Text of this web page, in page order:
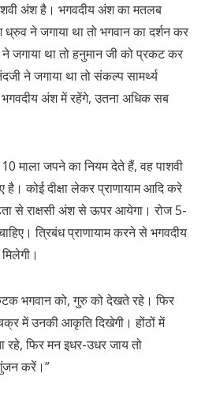
अंश है। भगवदीय अंश का मतलब
ने जगाया था तो भगवान का दर्शन कर
ने जगाया था तो हनुमान जी को प्रकट कर
ने जगाया था तो संकल्प सामर्थ्य
भगवदीय अंश में रहेंगे, उतना अधिक सब
माला जपने का नियम देते हैं, वह पाशवी
कोई दीक्षा लेकर प्राणायाम आदि करे
से राक्षसी अंश से ऊपर आयेगा। रोज 5-
त्रिबंध प्राणायाम करने से भगवदीय
भगवान को, गुरु को देखते रहे। फिर
में उनकी आकृति दिखेगी। होंठों में
फिर मन इधर-उधर जाय तो
करें।”